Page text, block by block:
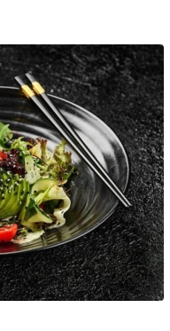
Умови доставки